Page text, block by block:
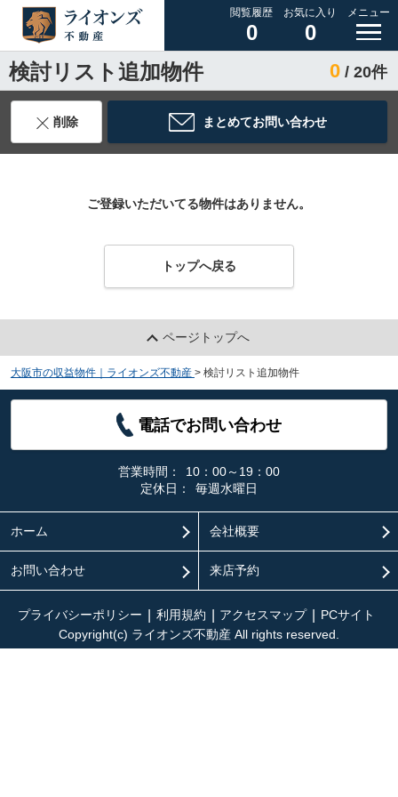
閲覧履歴
0
お気に入り
0
メニュー
検討リスト追加物件 0 / 20件
削除 まとめてお問い合わせ
ご登録いただいてる物件はありません。
トップへ戻る
ページトップへ
大阪市の収益物件｜ライオンズ不動産 > 検討リスト追加物件
電話でお問い合わせ
営業時間：
10：00～19：00
定休日：
毎週水曜日
ホーム 会社概要
お問い合わせ 来店予約
プライバシーポリシー 利用規約 アクセスマップ
PCサイト
Copyright(c) ライオンズ不動産 All rights reserved.